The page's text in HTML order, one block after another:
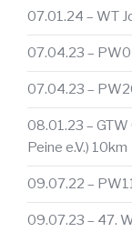
07.01.24 – WT
07.04.23 –
07.04.23 –
08.01.23 –
Peine e.V.) 10km
09.07.22 –
09.07.23 – 47.